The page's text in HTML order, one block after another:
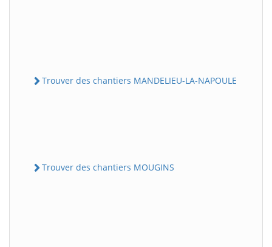
Trouver des chantiers MANDELIEU-LA-NAPOULE
Trouver des chantiers MOUGINS